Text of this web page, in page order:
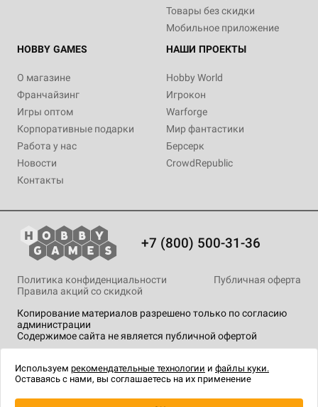
Товары без скидки
Мобильное приложение
HOBBY GAMES
О магазине
Франчайзинг
Игры оптом
Корпоративные подарки
Работа у нас
Новости
Контакты
НАШИ ПРОЕКТЫ
Hobby World
Игрокон
Warforge
Мир фантастики
Берсерк
CrowdRepublic
+7 (800) 500-31-36
Копирование материалов разрешено только по согласию
администрации
Содержимое сайта не является публичной офертой
Политика конфиденциальности
Публичная оферта
Правила акций со скидкой
технологии .
Используем рекомендательные технологии и файлы куки.
Оставаясь с нами, вы соглашаетесь на их применение